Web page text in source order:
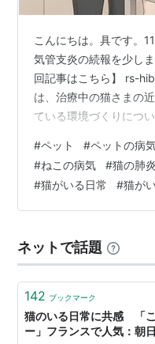
こんにちは。具です。
気管支炎の続報を少し
回記事はこちら】 rs-
は、治療中の猫さまの
ている環境づくりにつ
がいたら、少しでも参
さまの現状 🏥今回の診
かかった費用 🧹冬に向
🌈おわりに：ペットの
#ペット #ペットの病
#ねこの病気 #猫の肺炎
#猫がいる日常 #猫が
ネットで話題
142 ブックマーク
猫のいる日常に共感 「
ー」フランスで人気：朝